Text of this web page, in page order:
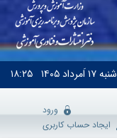
شنبه۱۷ اَمرداد ۱۴۰۵ ۱۸:۲۵
ورود
ایجاد حساب کاربری